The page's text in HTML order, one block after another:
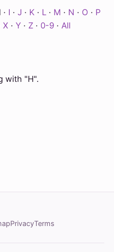
· I · J · K · L · M · N · O · P
X · Y · Z · 0-9 · All
with "H".
PrivacyTerms